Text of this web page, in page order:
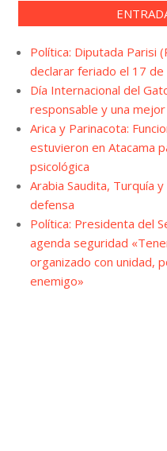
Política: Diputada Parisi
declarar feriado el 17
Día Internacional del
responsable y una
Arica y Parinacota:
estuvieron en Atacama
psicológica
Arabia Saudita, Turquía
defensa
Política: Presidenta del
agenda seguridad
organizado con unidad,
enemigo»